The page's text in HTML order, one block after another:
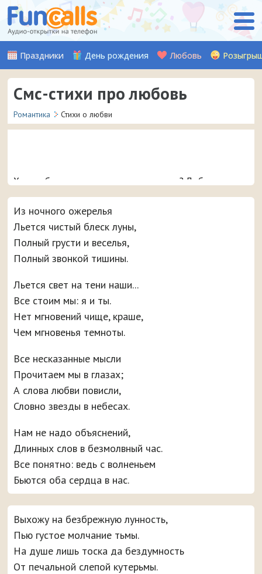
Праздники День рождения Любовь
Смс-стихи про любовь
Романтика Стихи о любви
Хотите больше романтики в отношениях? Любому
человеку будет приятно, если на его телефон придет
романтическое смс в стихах со словами любви.
Выбирайте и отправляйте!
Из ночного ожерелья
Льется чистый блеск луны,
Полный грусти и веселья,
Полный звонкой тишины.
Льется свет на тени наши...
Все стоим мы: я и ты.
Нет мгновений чище, краше,
Чем мгновенья темноты.
Все несказанные мысли
Прочитаем мы в глазах;
А слова любви повисли,
Словно звезды в небесах.
Нам не надо объяснений,
Длинных слов в безмолвный час.
Все понятно: ведь с волненьем
Бьются оба сердца в нас.
Выхожу на безбрежную лунность,
Пью густое молчание тьмы.
На душе лишь тоска да бездумность
От печальной слепой кутерьмы.